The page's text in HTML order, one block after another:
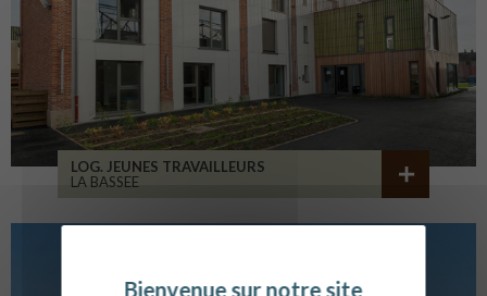
LOG. JEUNES TRAVAILLEURS
LA BASSEE